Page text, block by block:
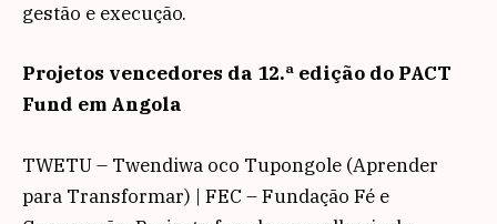
gestão e execução.
Projetos vencedores da 12.ª edição do PACT
Fund em Angola
TWETU – Twendiwa oco Tupongole (Aprender
para Transformar) | FEC – Fundação Fé e